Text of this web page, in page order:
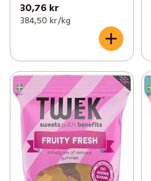
30,76 kr
384,50 kr /kg